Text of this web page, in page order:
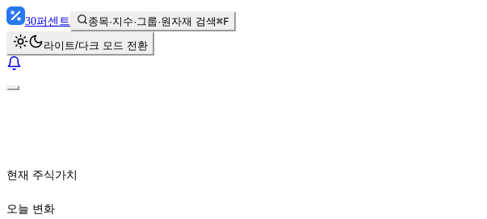
30퍼센트 종목·지수·그룹·원자재 검색⌘F
라이트/다크 모드 전환
현재 주식가치
오늘 변화